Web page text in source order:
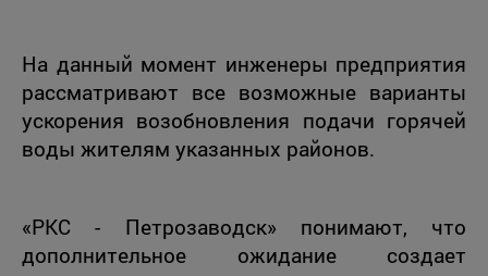
На данный момент инженеры предприятия
рассматривают все возможные варианты
ускорения возобновления подачи горячей
воды жителям указанных районов.
«РКС - Петрозаводск» понимают, что
дополнительное ожидание создает